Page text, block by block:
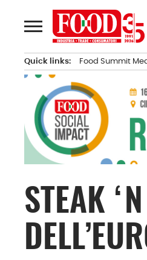
al
contenuto
Quick links: Food Summit
STEAK